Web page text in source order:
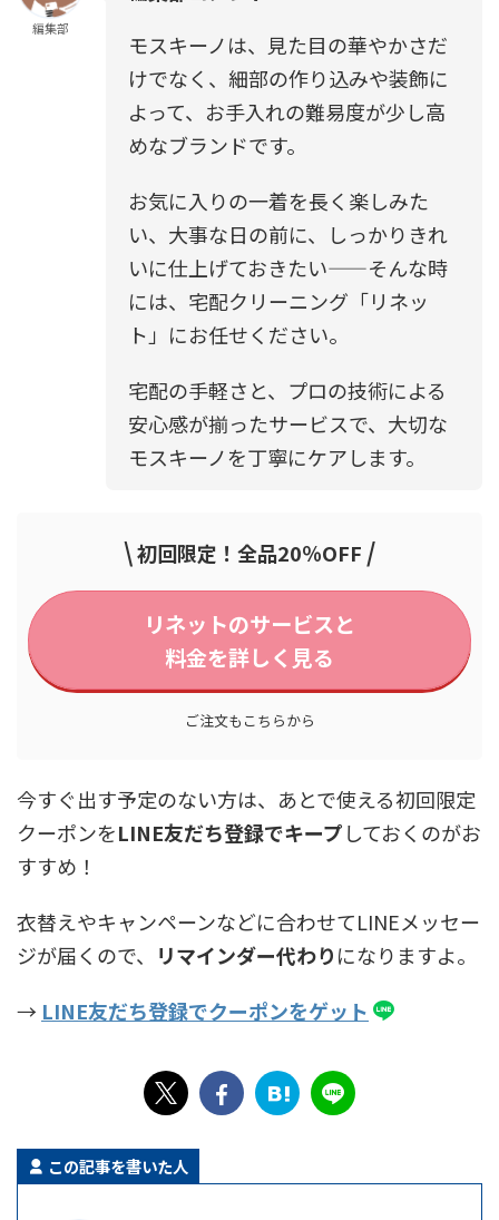
編集部
モスキーノは、見た目の華やかさだ
けでなく、細部の作り込みや装飾に
よって、お手入れの難易度が少し高
めなブランドです。
お気に入りの一着を長く楽しみた
い、大事な日の前に、しっかりきれ
いに仕上げておきたい——そんな時
には、宅配クリーニング「リネッ
ト」にお任せください。
宅配の手軽さと、プロの技術による
安心感が揃ったサービスで、大切な
モスキーノを丁寧にケアします。
\初回限定！全品20％OFF /
リネットのサービスと
料金を詳しく見る
ご注文もこちらから
今すぐ出す予定のない方は、あとで使える初回限定
クーポンをLINE友だち登録でキープしておくのがお
すすめ！
衣替えやキャンペーンなどに合わせてLINEメッセー
ジが届くので、
リマインダー代わりになりますよ。
→ LINE友だち登録でクーポンをゲット
この記事を書いた人